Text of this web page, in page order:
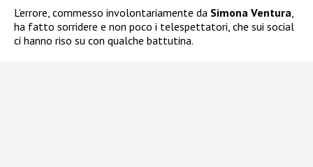
L’errore, commesso involontariamente da Simona Ventura
ha fatto sorridere e non poco i telespettatori, che sui social
ci hanno riso su con qualche battutina.